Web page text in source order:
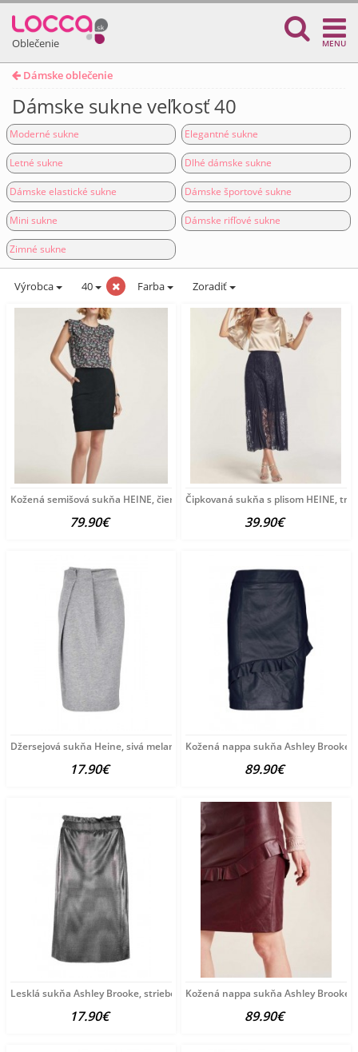
Oblečenie MENU
Dámske oblečenie
Dámske sukne veľkosť 40
Moderné sukne Elegantné sukne
Letné sukne Dlhé dámske sukne
Dámske elastické sukne Dámske športové sukne
Mini sukne Dámske rifľové sukne
Zimné sukne
Výrobca 40 Farba Zoradiť
Kožená semišová sukňa HEINE, čierna
79.90€
Čipkovaná sukňa s plisom HEINE,
39.90€
Džersejová sukňa Heine, sivá melanž
17.90€
Kožená nappa sukňa Ashley Brooke,
89.90€
Lesklá sukňa Ashley Brooke, strieborná
17.90€
Kožená nappa sukňa Ashley Brooke,
89.90€